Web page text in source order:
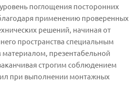
поглощения посторонних
применению проверенных
решений, начиная от
пространства специальным
презентабельной
строгим соблюдением
при выполнении монтажных